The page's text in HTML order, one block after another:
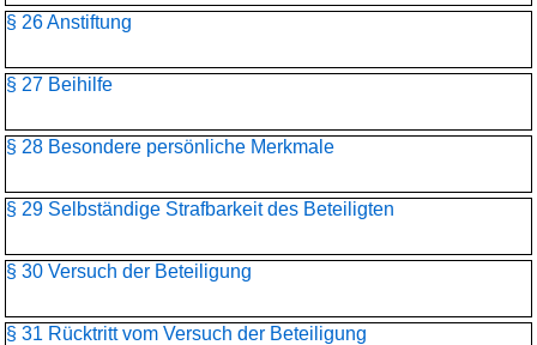
§ 26 Anstiftung
§ 27 Beihilfe
§ 28 Besondere persönliche Merkmale
§ 29 Selbständige Strafbarkeit des Beteiligten
§ 30 Versuch der Beteiligung
§ 31 Rücktritt vom Versuch der Beteiligung